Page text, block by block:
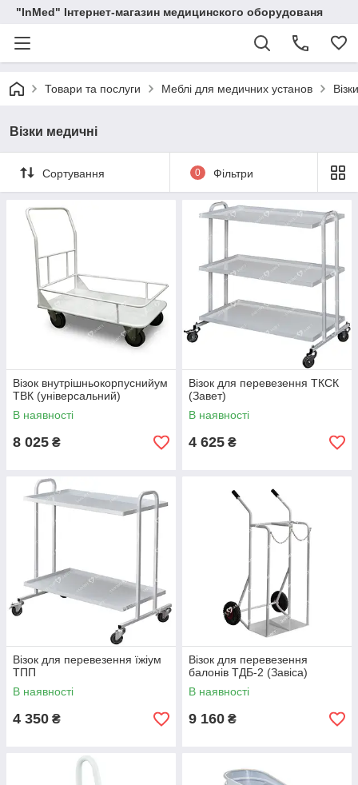
"InMed" Інтернет-магазин медицинского оборудованя
Товари та послуги Меблі для медичних установ
Візки медичні
Сортування 0 Фільтри
Візок внутрішньокорпуснийум
ТВК (універсальний)
В наявності
8 025 ₴
Візок для перевезення ТКСК
(Завет)
В наявності
4 625 ₴
Візок для перевезення їжіум
ТПП
В наявності
4 350 ₴
Візок для перевезення
балонів ТДБ-2 (Завіса)
В наявності
9 160 ₴